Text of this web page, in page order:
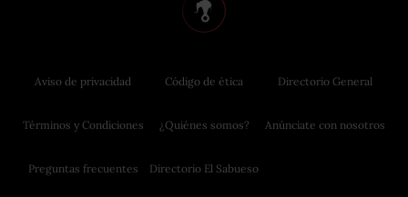
Aviso de privacidad
Términos y Condiciones
Preguntas frecuentes
Código de ética
¿Quiénes somos?
Directorio El Sabueso
Directorio General
Anúnciate con nosotros